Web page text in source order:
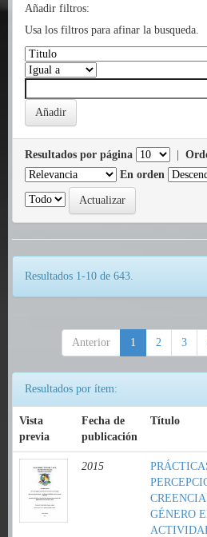
Añadir filtros:
Usa los filtros para afinar la busqueda.
Resultados por página
En orden
Resultados 1-10 de 643.
Anterior 1 2 3
Resultados por ítem:
Vista
previa
Fecha de
publicación
Título
2015
GÉNERO